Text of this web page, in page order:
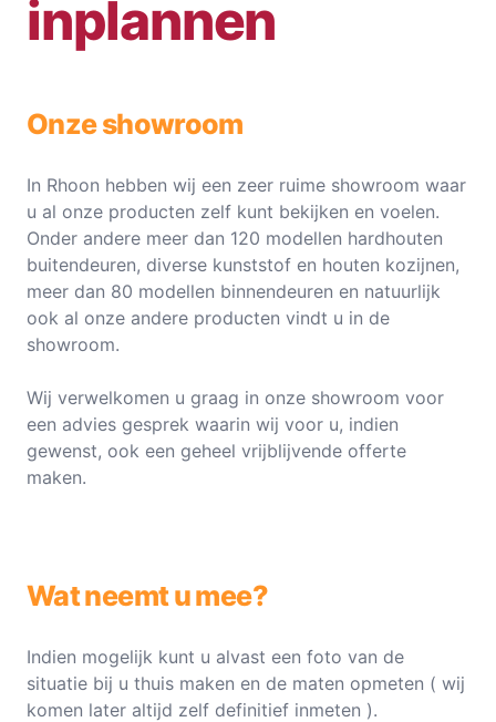
inplannen
Onze showroom
In Rhoon hebben wij een zeer ruime showroom waar
u al onze producten zelf kunt bekijken en voelen.
Onder andere meer dan 120 modellen hardhouten
buitendeuren, diverse kunststof en houten kozijnen,
meer dan 80 modellen binnendeuren en natuurlijk
ook al onze andere producten vindt u in de
showroom.
Wij verwelkomen u graag in onze showroom voor
een advies gesprek waarin wij voor u, indien
gewenst, ook een geheel vrijblijvende offerte
maken.
Wat neemt u mee?
Indien mogelijk kunt u alvast een foto van de
situatie bij u thuis maken en de maten opmeten ( wij
komen later altijd zelf definitief inmeten ).